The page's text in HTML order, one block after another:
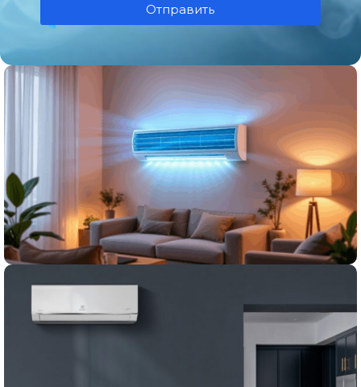
Отправить
Сезонные предложения
Не пропустите выгодные предложения